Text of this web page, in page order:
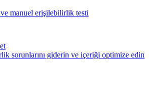
manuel erişilebilirlik testi
sorunlarını giderin ve içeriği optimize edin